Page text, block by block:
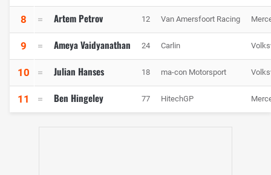
8 Artem Petrov 12 Van Amersfoort Racing
9 Ameya Vaidyanathan 24 Carlin
10 Julian Hanses 18 ma-con Motorsport
11 Ben Hingeley 77 HitechGP